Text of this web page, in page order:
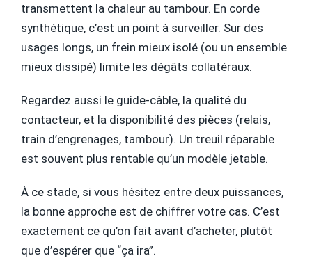
transmettent la chaleur au tambour. En corde
synthétique, c’est un point à surveiller. Sur des
usages longs, un frein mieux isolé (ou un ensemble
mieux dissipé) limite les dégâts collatéraux.
Regardez aussi le guide-câble, la qualité du
contacteur, et la disponibilité des pièces (relais,
train d’engrenages, tambour). Un treuil réparable
est souvent plus rentable qu’un modèle jetable.
À ce stade, si vous hésitez entre deux puissances,
la bonne approche est de chiffrer votre cas. C’est
exactement ce qu’on fait avant d’acheter, plutôt
que d’espérer que “ça ira”.